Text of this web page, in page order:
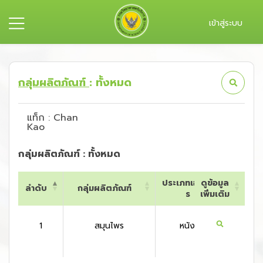
เข้าสู่ระบบ
กลุ่มผลิตภัณฑ์ : ทั้งหมด
แท็ก : Chan
Kao
กลุ่มผลิตภัณฑ์ : ทั้งหมด
ลำดับ กลุ่มผลิตภัณฑ์
ประเภทเอกสา
ร
ดูข้อมูล
เพิ่มเติม
ร
เพิ่มเติม
1 สมุนไพร หนังสือ